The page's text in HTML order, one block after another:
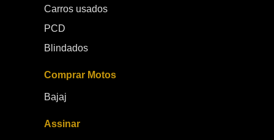
Carros usados
PCD
Blindados
Comprar Motos
Bajaj
Assinar